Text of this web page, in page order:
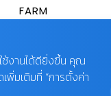
FARM
ใช้งานได้ดียิ่งขึ้น คุณ
พิ่มเติมที่ “การตั้งค่า